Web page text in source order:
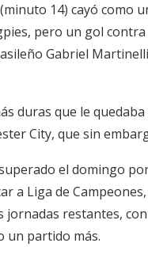
14) cayó como
pero un gol
Gabriel
duras que le
City, que sin
el domingo
a Liga de
restantes,
un partido más.